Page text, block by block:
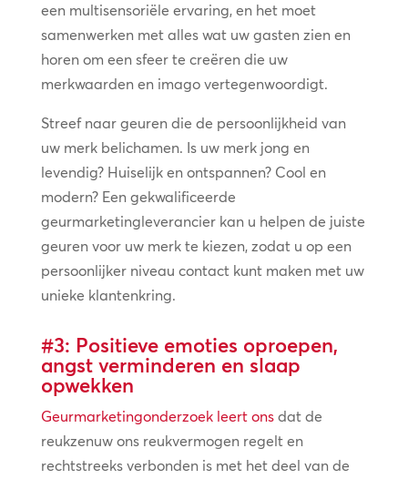
een multisensoriële ervaring, en het moet
samenwerken met alles wat uw gasten zien en
horen om een sfeer te creëren die uw
merkwaarden en imago vertegenwoordigt.
Streef naar geuren die de persoonlijkheid van
uw merk belichamen. Is uw merk jong en
levendig? Huiselijk en ontspannen? Cool en
modern? Een gekwalificeerde
geurmarketingleverancier kan u helpen de juiste
geuren voor uw merk te kiezen, zodat u op een
persoonlijker niveau contact kunt maken met uw
unieke klantenkring.
#3: Positieve emoties oproepen,
angst verminderen en slaap
opwekken
Geurmarketingonderzoek leert onsdat de
reukzenuw ons reukvermogen regelt en
rechtstreeks verbonden is met het deel van de